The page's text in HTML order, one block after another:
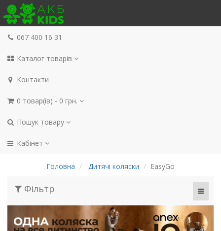
067 400 16 31
Каталог товарів
Контакти
0 товар(ів) - 0 грн.
Пошук товару
Кабінет
Головна Дитячі коляски EasyGo
Фільтр